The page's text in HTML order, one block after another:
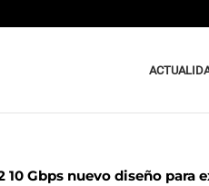
Gbps nuevo diseño para